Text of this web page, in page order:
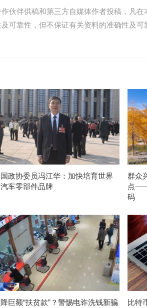
伙伴供稿和第三方自媒体作者投稿，凡
可靠性，但不保证有关资料的准确性及
政协委员冯江华：加快培育世界
车零部件品牌
群众
点——
码
巨额“扶贫款”？警惕电诈洗钱新骗
比特